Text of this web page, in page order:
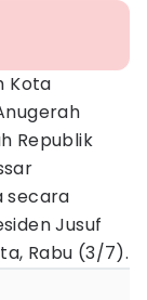
Kota
Republik
secara
Jusuf
Rabu (3/7).